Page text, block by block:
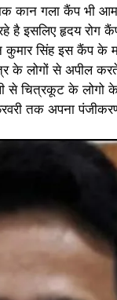
कान गला कैंप भी
है इसलिए हृदय रोग
सिंह इस कैंप के
के लोगों से अपील
से चित्रकूट के
तक अपना